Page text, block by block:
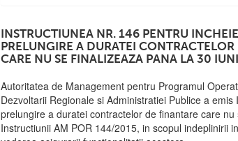
INSTRUCTIUNEA NR. 146 PENTRU
PRELUNGIRE A DURATEI
CARE NU SE FINALIZEAZA PANA LA 30
Autoritatea de Management pentru Programul
Dezvoltarii Regionale si Administratiei Publice a
prelungire a duratei contractelor de finantare care
Instructiunii AM POR 144/2015, in scopul indeplinirii